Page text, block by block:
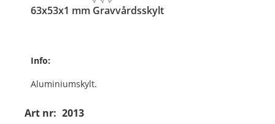
63x53x1 mm Gravvårdsskylt
Art nr: 2013
Info:
Aluminiumskylt.
Med aluminiumskena